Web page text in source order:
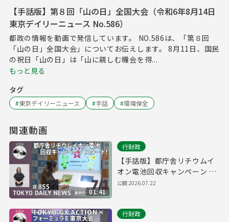
【手話版】第８回「山の日」全国大会（令和6年8月14日
東京デイリーニュース No.586）
都政の情報を動画で発信しています。 NO.586は、「第８回
「山の日」全国大会」についてお伝えします。 8月11日、国民
の祝日「山の日」は「山に親しむ機会を得...
もっと見る
タグ
#東京デイリーニュース #手話 #環境保全
関連動画
01:41
行財政
【手話版】都庁舎リチウムイ
オン電池回収キャンペーン ス
タート！（令和8年7月1日 東
公開2026.07.22
行財政